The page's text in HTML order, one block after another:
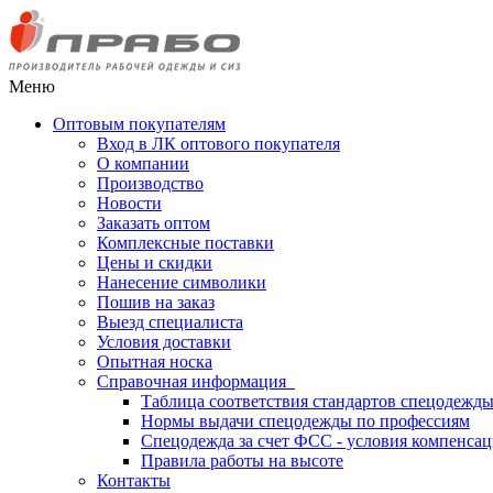
Меню
Оптовым покупателям
Вход в ЛК оптового покупателя
О компании
Производство
Новости
Заказать оптом
Комплексные поставки
Цены и скидки
Нанесение символики
Пошив на заказ
Выезд специалиста
Условия доставки
Опытная носка
Справочная информация
Таблица соответствия стандартов спецодежды
Нормы выдачи спецодежды по профессиям
Спецодежда за счет ФСС - условия
Правила работы на высоте
Контакты